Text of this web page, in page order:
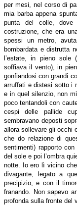
per mesi, nel corso di
mia barba appena
punta del colle,
costruzione, che era
spessi un metro,
bombardata e distrutta
l’estate, in pieno sole
soffiava il vento), in
gonfiandosi con grandi
arruffati e distesi sotto i
e in quel silenzio, non
poco tentandoli con
cespi delle pallide
sembravano deposti
allora sollevare gli occhi
che do relazione di
sentimenti) rapporto
del sole e poi l’ombra
notte. Io ero lì vicino
divagante, legato a
precipizio, e con il
franando. Non sapevo
profonda sulla fronte del